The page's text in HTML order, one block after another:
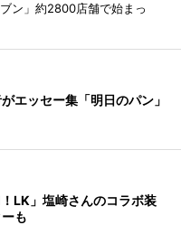
ン」約2800店舗で始まっ
エッセー集「明日のパン」
LK」塩崎さんのコラボ装
も